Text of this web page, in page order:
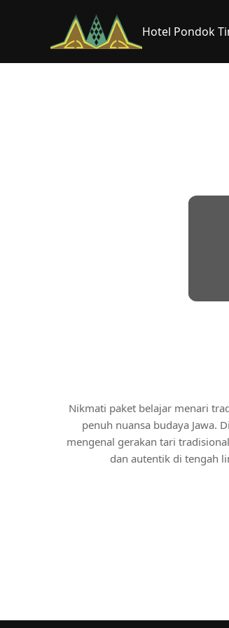
Hotel Pondok
Nikmati paket belajar menari
penuh nuansa budaya Jawa.
mengenal gerakan tari
dan autentik di tengah